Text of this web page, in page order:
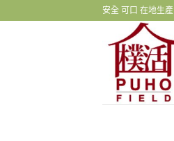
安全 可口 在地生產